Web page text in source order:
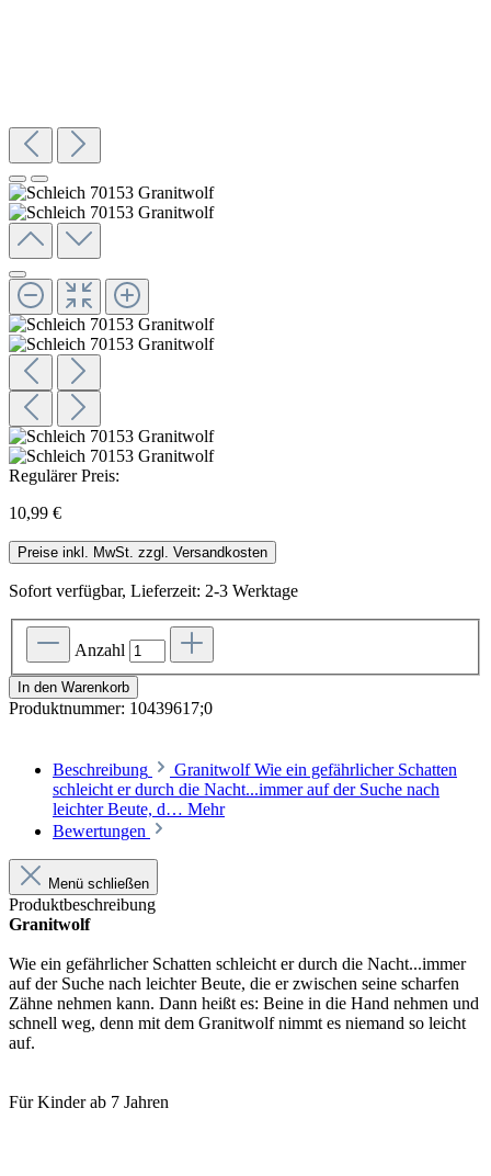
Regulärer Preis:
10,99 €
Preise inkl. MwSt. zzgl. Versandkosten
Sofort verfügbar, Lieferzeit: 2-3 Werktage
Anzahl
In den Warenkorb
Produktnummer: 10439617;0
Beschreibung
Granitwolf Wie ein gefährlicher Schatten
schleicht er durch die Nacht...immer auf der Suche nach
leichter Beute, d… Mehr
Bewertungen
Menü schließen
Produktbeschreibung
Granitwolf
Wie ein gefährlicher Schatten schleicht er durch die Nacht...immer
auf der Suche nach leichter Beute, die er zwischen seine scharfen
Zähne nehmen kann. Dann heißt es: Beine in die Hand nehmen und
schnell weg, denn mit dem Granitwolf nimmt es niemand so leicht
auf.
Für Kinder ab 7 Jahren